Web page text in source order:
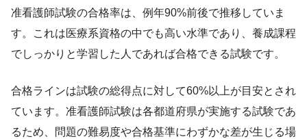
准看護師試験の合格率は、例年90%前後で推移していま
す。これは医療系資格の中でも高い水準であり、養成課程
でしっかりと学習した人であれば合格できる試験です。
合格ラインは試験の総得点に対して60%以上が目安とされ
ています。准看護師試験は各都道府県が実施する試験であ
るため、問題の難易度や合格基準にわずかな差が生じる場